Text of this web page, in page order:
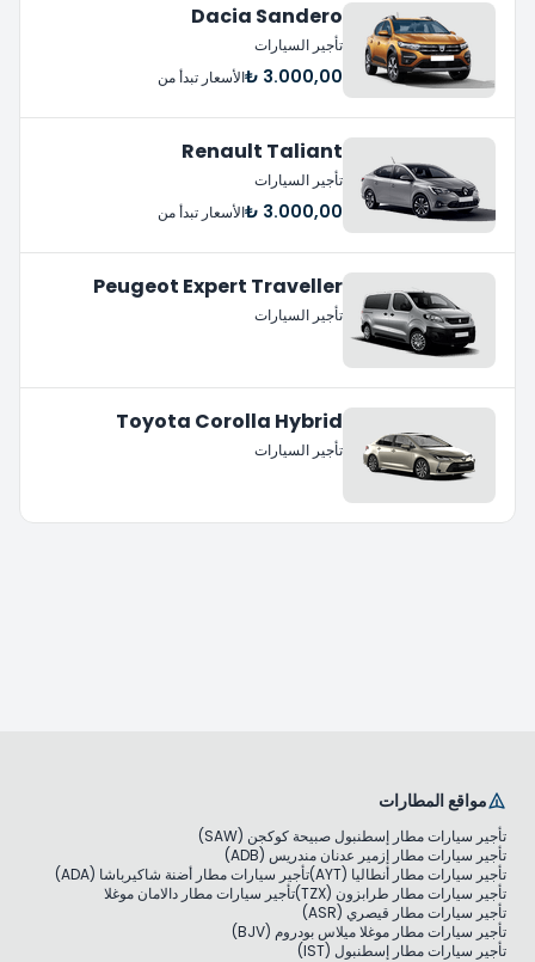
Dacia Sandero
تأجير السيارات
3.000,00 ₺ الأسعار تبدأ من
Renault Taliant
تأجير السيارات
3.000,00 ₺ الأسعار تبدأ من
Peugeot Expert Traveller
تأجير السيارات
Toyota Corolla Hybrid
تأجير السيارات
مواقع المطارات
تأجير سيارات مطار إسطنبول صبيحة كوكجن (SAW)
تأجير سيارات مطار إزمير عدنان مندريس (ADB)
تأجير سيارات مطار أنطاليا (AYT)
تأجير سيارات مطار أضنة شاكيرباشا (ADA)
تأجير سيارات مطار طرابزون (TZX)
تأجير سيارات مطار دالامان موغلا
تأجير سيارات مطار قيصري (ASR)
تأجير سيارات مطار موغلا ميلاس بودروم (BJV)
تأجير سيارات مطار إسطنبول (IST)